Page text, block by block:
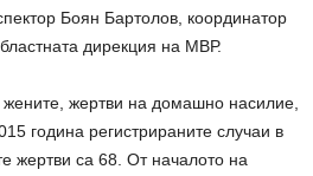
Боян Бартолов, координатор
дирекция на МВР.
жертви на домашно насилие,
година регистрираните случаи в
жертви са 68. От началото на